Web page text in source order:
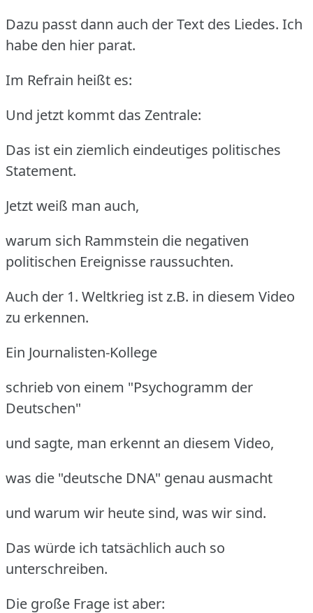
Dazu passt dann auch der Text des Liedes. Ich
habe den hier parat.
Im Refrain heißt es:
Und jetzt kommt das Zentrale:
Das ist ein ziemlich eindeutiges politisches
Statement.
Jetzt weiß man auch,
warum sich Rammstein die negativen
politischen Ereignisse raussuchten.
Auch der 1. Weltkrieg ist z.B. in diesem Video
zu erkennen.
Ein Journalisten-Kollege
schrieb von einem "Psychogramm der
Deutschen"
und sagte, man erkennt an diesem Video,
was die "deutsche DNA" genau ausmacht
und warum wir heute sind, was wir sind.
Das würde ich tatsächlich auch so
unterschreiben.
Die große Frage ist aber: